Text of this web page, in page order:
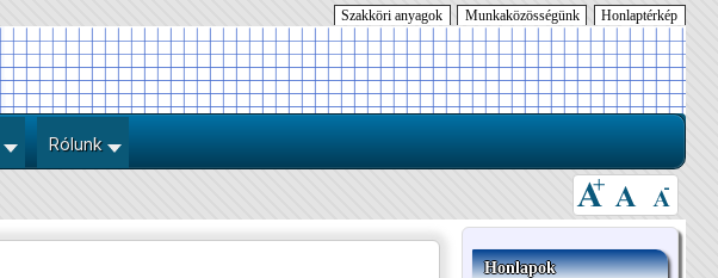
Honlaptérkép
Munkaközösségünk
Szakköri anyagok
Rólunk
Honlapok